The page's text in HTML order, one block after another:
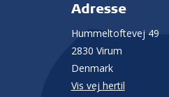
Adresse
Hummeltoftevej 49
2830 Virum
Denmark
Vis vej hertil